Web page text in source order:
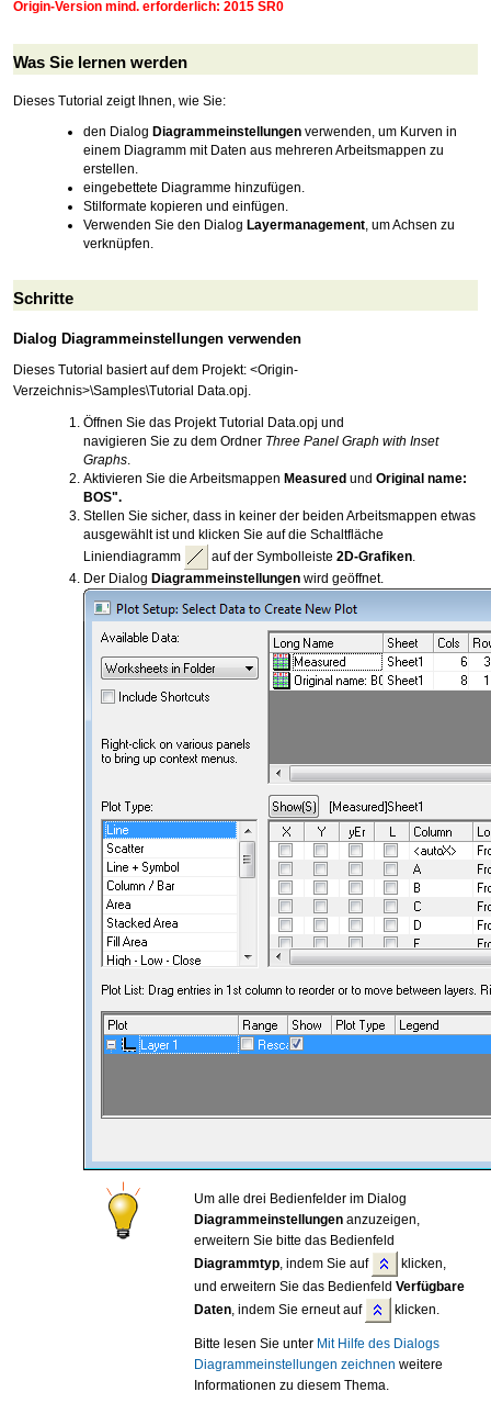
Origin-Version mind. erforderlich: 2015 SR0
Was Sie lernen werden
Dieses Tutorial zeigt Ihnen, wie Sie:
den Dialog Diagrammeinstellungen verwenden, um Kurven in
einem Diagramm mit Daten aus mehreren Arbeitsmappen zu
erstellen.
eingebettete Diagramme hinzufügen.
Stilformate kopieren und einfügen.
Verwenden Sie den Dialog Layermanagement, um Achsen zu
verknüpfen.
Schritte
Dialog Diagrammeinstellungen verwenden
Dieses Tutorial basiert auf dem Projekt: <Origin-
Verzeichnis>\Samples\Tutorial Data.opj.
Öffnen Sie das Projekt Tutorial Data.opj und
navigieren Sie zu dem Ordner Three Panel Graph with Inset
Graphs
Aktivieren Sie die Arbeitsmappen Measured und Original name:
BOS".
Stellen Sie sicher, dass in keiner der beiden Arbeitsmappen etwas
ausgewählt ist und klicken Sie auf die Schaltfläche
Liniendiagramm
auf der Symbolleiste 2D-Grafiken
Der Dialog Diagrammeinstellungen wird geöffnet.
Um alle drei Bedienfelder im Dialog
Diagrammeinstellungen anzuzeigen,
erweitern Sie bitte das Bedienfeld
Diagrammtyp, indem Sie auf
klicken,
und erweitern Sie das Bedienfeld Verfügbare
Daten, indem Sie erneut auf klicken.
Bitte lesen Sie unter Mit Hilfe des Dialogs
Diagrammeinstellungen zeichnen weitere
Informationen zu diesem Thema.